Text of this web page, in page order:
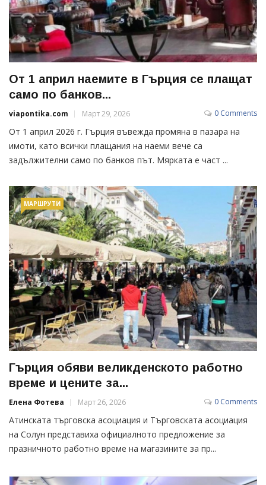
От 1 април наемите в Гърция се плащат
само по банков...
viapontika.com Март 29, 2026 0 Comments
От 1 април 2026 г. Гърция въвежда промяна в пазара на
имоти, като всички плащания на наеми вече са
задължителни само по банков път. Мярката е част ...
МАРШРУТИ
Гърция обяви великденското работно
време и цените за...
Елена Фотева Март 26, 2026 0 Comments
Атинската търговска асоциация и Търговската асоциация
на Солун представиха официалното предложение за
празничното работно време на магазините за пр...